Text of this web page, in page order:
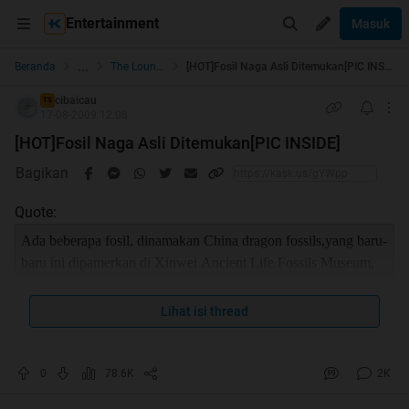
Entertainment Masuk
Beranda ... The Lounge
TS cibaicau
[HOT]Fosil Naga Asli Ditemukan[PIC INSIDE]
Bagikan
Quote:
Ada beberapa fosil, dinamakan China dragon fossils,yang baru-
Ketika seorang arkeolog menemukan fossil, mereka
menemukan naga mempunyai sepasang tanduk di atas kepala-
dijelaskan dalam buku dan cerita.
Lihat isi thread
78.6K 2K